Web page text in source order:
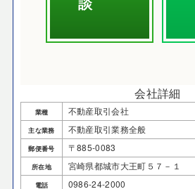
談
会社詳細
業種 不動産取引会社
主な業務 不動産取引業務全般
郵便番号 〒885-0083
所在地 宮崎県都城市大王町５７－１
電話 0986-24-2000